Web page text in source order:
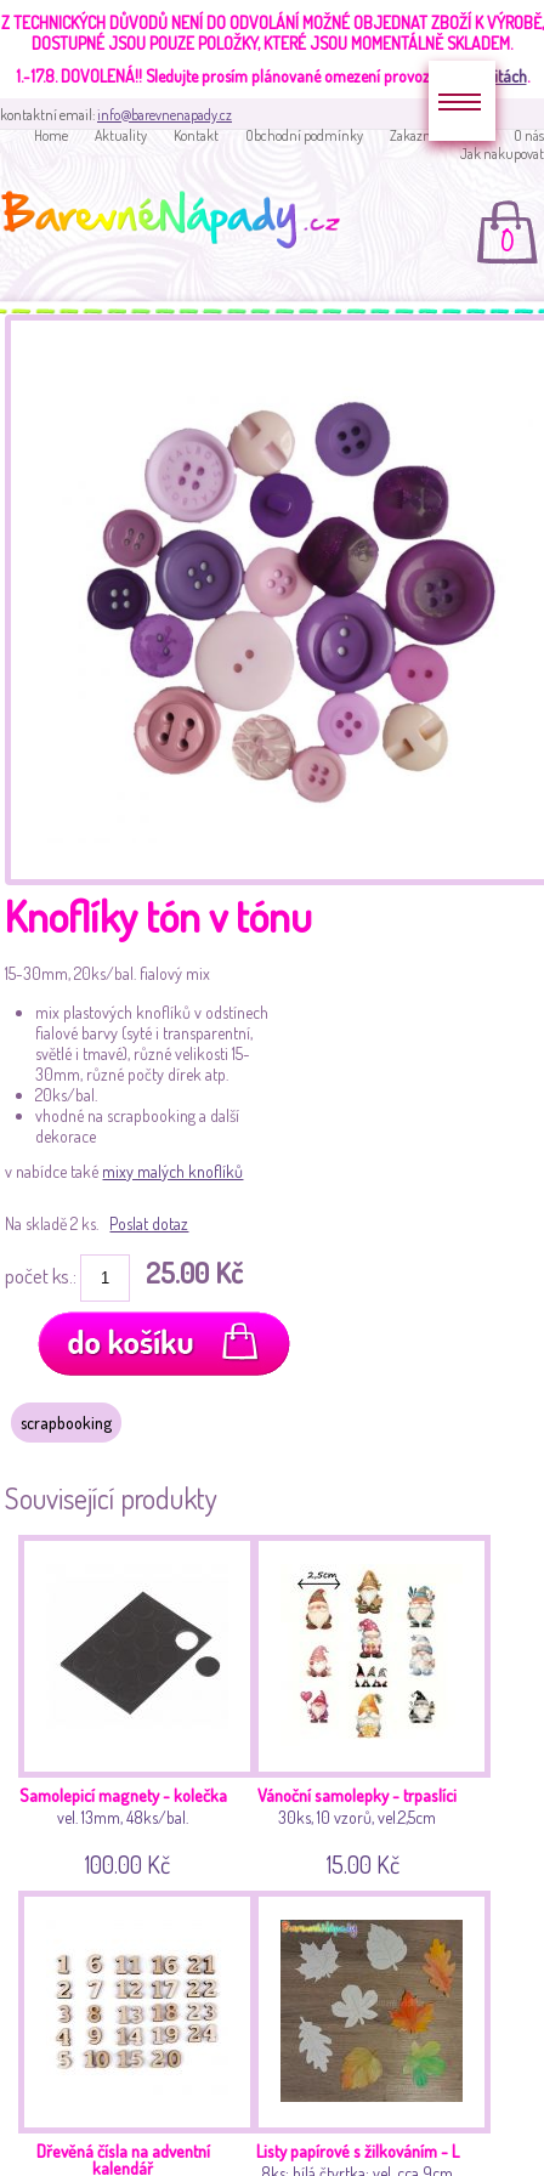
Z TECHNICKÝCH DŮVODŮ NENÍ DO ODVOLÁNÍ MOŽNÉ OBJEDNAT ZBOŽÍ K VÝROBĚ,
DOSTUPNÉ JSOU POUZE POLOŽKY, KTERÉ JSOU MOMENTÁLNĚ SKLADEM.
1.-17.8. DOVOLENÁ!!Sledujte prosím plánované omezení provozu v aktualitách.
kontaktní email:info@barevnenapady.cz
Home
Aktuality Kontakt Obchodní podmínky Zakaznická sekce
O nás
Jak nakupovat
0
Knoflíky tón v tónu
15-30mm, 20ks/bal. fialový mix
mix plastových knoflíků v odstínech
fialové barvy (syté i transparentní,
světlé i tmavé), různé velikosti 15-
30mm, různé počty dírek atp.
20ks/bal.
vhodné na scrapbooking a další
dekorace
v nabídce také mixy malých knoflíků
Na skladě 2 ks. Poslat dotaz
počet ks.: 25.00 Kč
scrapbooking
Související produkty
Samolepicí magnety - kolečka
vel. 13mm, 48ks/bal.
100.00 Kč
Vánoční samolepky - trpaslíci
30ks, 10 vzorů, vel.2,5cm
15.00 Kč
Dřevěná čísla na adventní
kalendář
Listy papírové s žilkováním - L